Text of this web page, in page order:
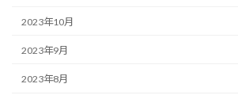
2023年10月
2023年9月
2023年8月